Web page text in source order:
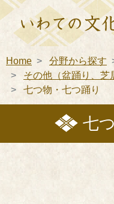
Home 分野から探す
その他（盆踊り、芝
七つ物・七つ踊り
七